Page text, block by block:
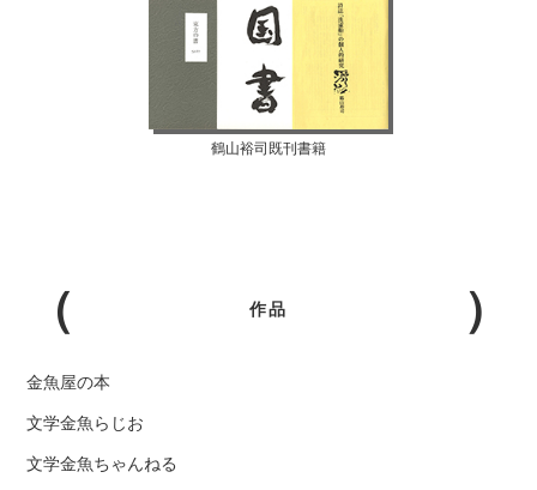
鶴山裕司既刊書籍
作品
金魚屋の本
文学金魚らじお
文学金魚ちゃんねる